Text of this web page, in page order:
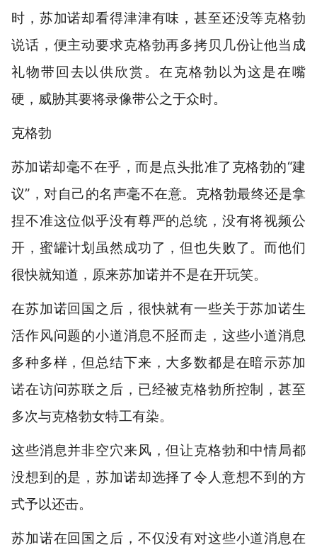
时，苏加诺却看得津津有味，甚至还没等克格勃
说话，便主动要求克格勃再多拷贝几份让他当成
礼物带回去以供欣赏。在克格勃以为这是在嘴
硬，威胁其要将录像带公之于众时。
克格勃
苏加诺却毫不在乎，而是点头批准了克格勃的“建
议”，对自己的名声毫不在意。克格勃最终还是拿
捏不准这位似乎没有尊严的总统，没有将视频公
开，蜜罐计划虽然成功了，但也失败了。而他们
很快就知道，原来苏加诺并不是在开玩笑。
在苏加诺回国之后，很快就有一些关于苏加诺生
活作风问题的小道消息不胫而走，这些小道消息
多种多样，但总结下来，大多数都是在暗示苏加
诺在访问苏联之后，已经被克格勃所控制，甚至
多次与克格勃女特工有染。
这些消息并非空穴来风，但让克格勃和中情局都
没想到的是，苏加诺却选择了令人意想不到的方
式予以还击。
苏加诺在回国之后，不仅没有对这些小道消息在